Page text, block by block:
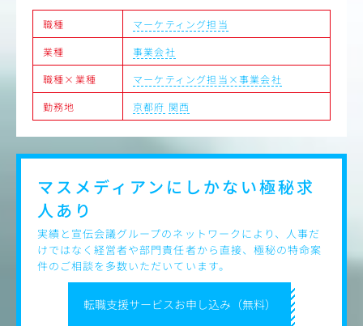
→既存の業務フローの課題抽出、マーケティング用ツール
開発支援、最適なSaaS・ツールの選定・導入検証による業
務プロセス改革。
・チェンジマネジメント：
→導入した新しい仕組みやツールを社内に浸透させ、組織
の生産性を高めるための変革リード ※最終的には会社全体
におけるAIなどのテクノロジーの利用リテラシーを高め、
・業務提携・パートナー連携の仕掛け
→自社事業をレバレッジさせるためのアライアンス先候補
のリストアップ、外部パートナー企業との折衝・提携交渉
。
・その他：
→生産性と利益水準を引き上げる、各種特命プロジェクト
の推進 。
職種
マーケティング担当
業種
事業会社
職種×業種
マーケティング担当×事業会社
勤務地
京都府 関西
転職支援サービスお申し込み（無料）
マスメディアンにしかない極秘求
人あり
実績と宣伝会議グループのネットワークにより、人事だ
けではなく経営者や部門責任者から直接、極秘の特命案
件のご相談を多数いただいています。